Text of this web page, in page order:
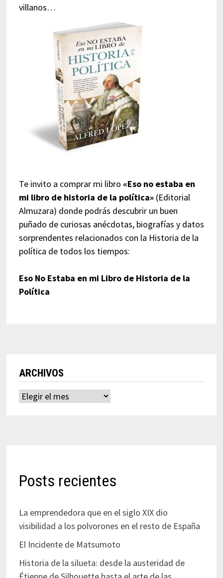
villanos…
Te invito a comprar mi libro «Eso no estaba en
mi libro de historia de la política»(Editorial
Almuzara) donde podrás descubrir un buen
puñado de curiosas anécdotas, biografías y datos
sorprendentes relacionados con la Historia de la
política de todos los tiempos:
Eso No Estaba en mi Libro de Historia de la
Política
ARCHIVOS
Archivos
Posts recientes
La emprendedora que en el siglo XIX dio
visibilidad a los polvorones en el resto de España
El Incidente de Matsumoto
Historia de la silueta: desde la austeridad de